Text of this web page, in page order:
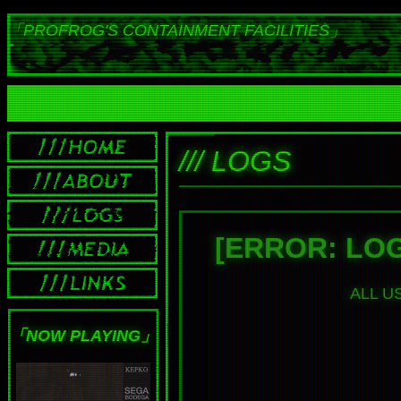
「PROFROG'S CONTAINMENT FACILITIES」
/// LOGS